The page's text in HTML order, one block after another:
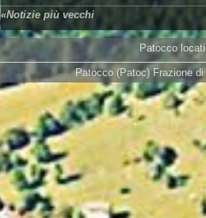
«Notizie più vecchi
Patocco
Patocco (Patoc) Frazione